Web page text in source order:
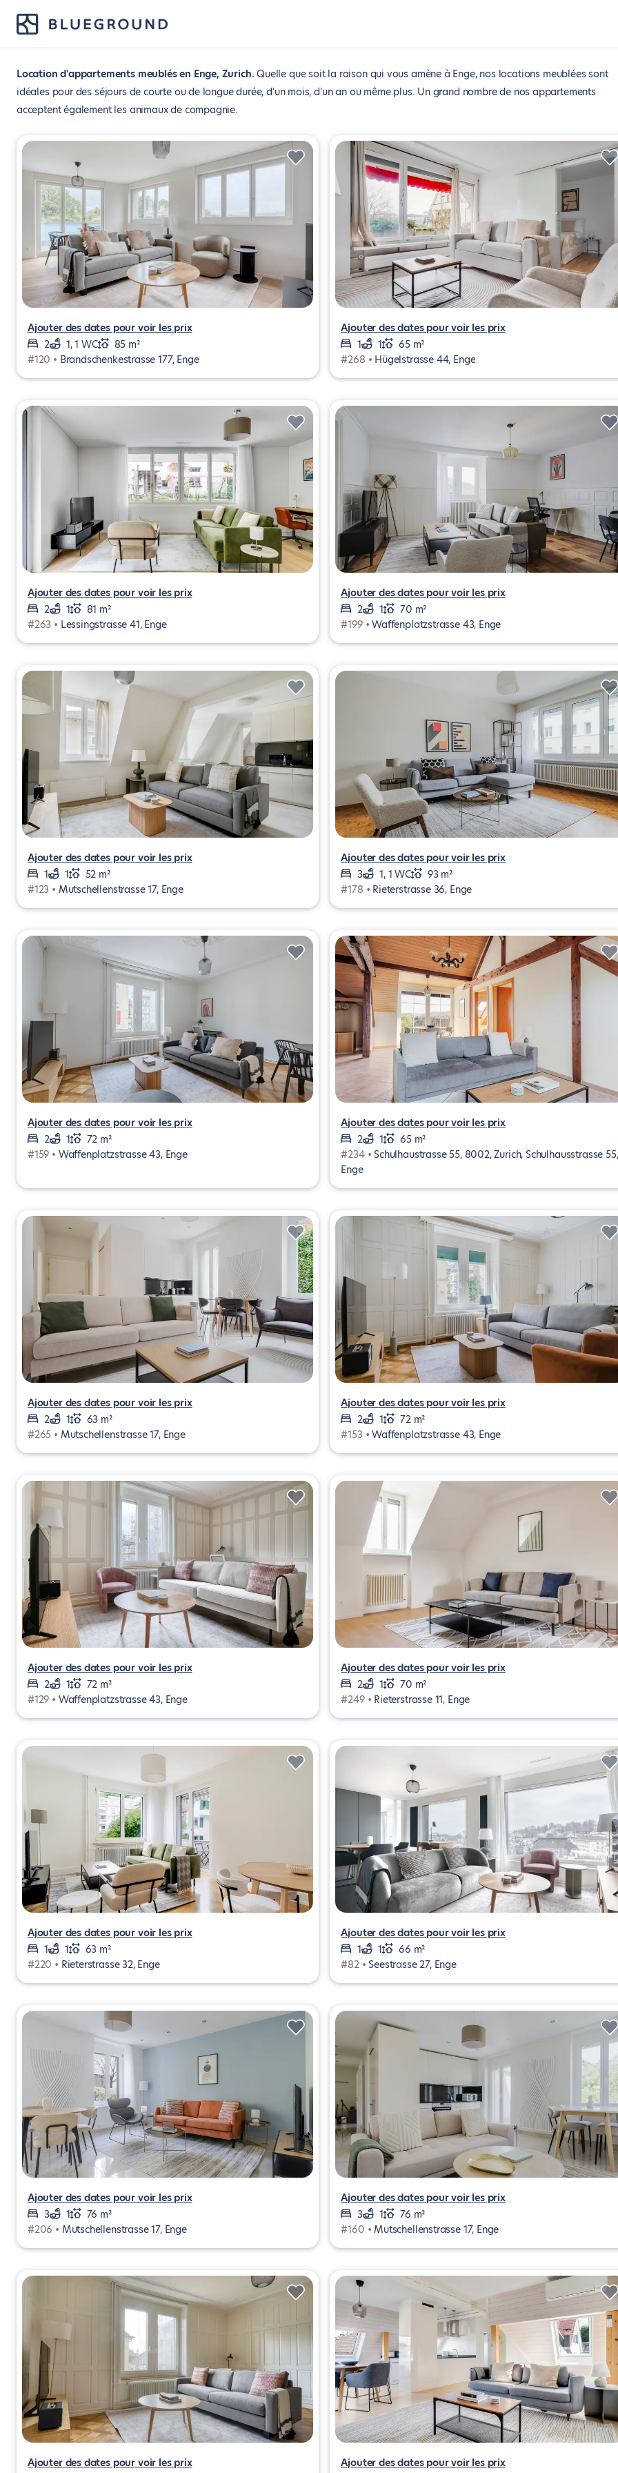
Location d'appartements meublés en Enge, Zurich Quelle que soit la raison qui vous amène à Enge, nos locations meublées sont
idéales pour des séjours de courte ou de longue durée, d'un mois, d'un an ou même plus. Un grand nombre de nos appartements
acceptent également les animaux de compagnie.
Ajouter des dates pour voir les prix
2
1, 1 WC
85 m²
#120 • Brandschenkestrasse 177, Enge
Ajouter des dates pour voir les prix
1
1
65 m²
#268 • Hügelstrasse 44, Enge
Ajouter des dates pour voir les prix
2
1
81 m²
#263 • Lessingstrasse 41, Enge
Ajouter des dates pour voir les prix
2
1
70 m²
#199 •Waffenplatzstrasse 43, Enge
Ajouter des dates pour voir les prix
1
1
52 m²
#123 • Mutschellenstrasse 17, Enge
Ajouter des dates pour voir les prix
3
1, 1 WC
93 m²
#178 • Rieterstrasse 36, Enge
Ajouter des dates pour voir les prix
2
1
72 m²
#159 • Waffenplatzstrasse 43, Enge
Ajouter des dates pour voir les prix
2
1
65 m²
#234 •Schulhaustrasse 55, 8002, Zurich, Schulhausstrasse 55,
Enge
Ajouter des dates pour voir les prix
2
1
63 m²
#265 • Mutschellenstrasse 17, Enge
Ajouter des dates pour voir les prix
2
1
72 m²
#153 •Waffenplatzstrasse 43, Enge
Ajouter des dates pour voir les prix
2
1
72 m²
#129 • Waffenplatzstrasse 43, Enge
Ajouter des dates pour voir les prix
2
1
70 m²
#249 • Rieterstrasse 11, Enge
Ajouter des dates pour voir les prix
1
1
63 m²
#220 • Rieterstrasse 32, Enge
Ajouter des dates pour voir les prix
1
1
66 m²
#82 •Seestrasse 27, Enge
Ajouter des dates pour voir les prix
3
1
76 m²
#206 • Mutschellenstrasse 17, Enge
Ajouter des dates pour voir les prix
3
1
76 m²
#160 •Mutschellenstrasse 17, Enge
Ajouter des dates pour voir les prix
Ajouter des dates pour voir les prix